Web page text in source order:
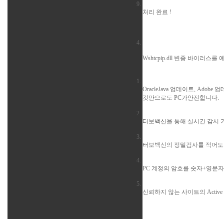
처리 완료 !
Wshtcpip.dll 변종 바이러스를
OracleJava 업데이트, Adobe
것만으로도 PC가안전합니다.
터보백신을 통해 실시간 감시
터보백신의 정밀검사를 적어
PC 계정의 암호를 숫자+영문
신뢰하지 않는 사이트의